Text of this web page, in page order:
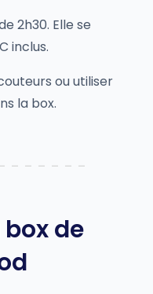
2h30. Elle se
inclus.
ou utiliser
la box.
de